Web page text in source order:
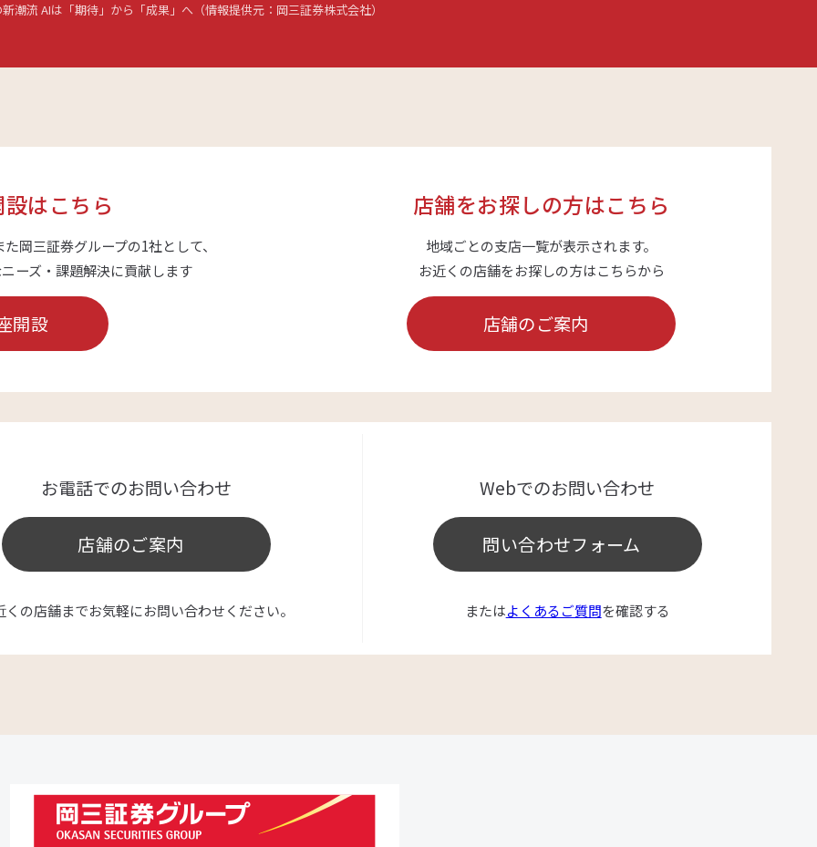
潮流 AIは「期待」から「成果」へ（情報提供元：岡三証券株式会社）
はこちら
岡三証券グループの1社として、
ーズ・課題解決に貢献します
開設
店舗をお探しの方はこちら
地域ごとの支店一覧が表示されます。
お近くの店舗をお探しの方はこちらから
店舗のご案内
お電話でのお問い合わせ
店舗のご案内
くの店舗までお気軽にお問い合わせください。
Webでのお問い合わせ
問い合わせフォーム
またはよくあるご質問を確認する